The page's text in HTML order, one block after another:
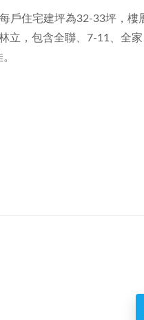
戶住宅建坪為32-33坪，樓
立，包含全聯、7-11、全